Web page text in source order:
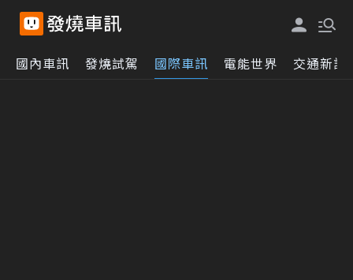
國內車訊 發燒試駕 國際車訊 電能世界 交通新訊